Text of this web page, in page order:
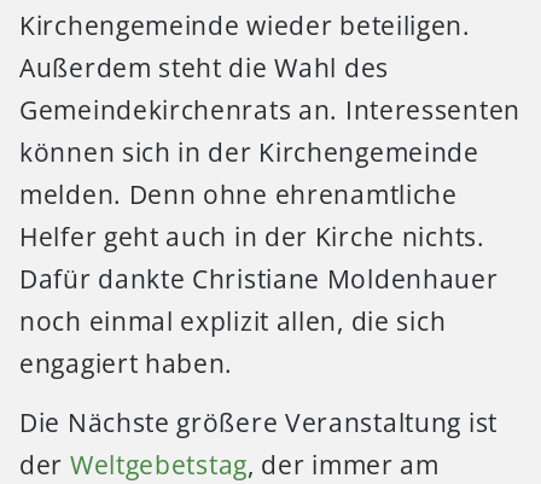
Kirchengemeinde wieder beteiligen.
Außerdem steht die Wahl des
Gemeindekirchenrats an. Interessenten
können sich in der Kirchengemeinde
melden. Denn ohne ehrenamtliche
Helfer geht auch in der Kirche nichts.
Dafür dankte Christiane Moldenhauer
noch einmal explizit allen, die sich
engagiert haben.
Die Nächste größere Veranstaltung ist
der Weltgebetstag, der immer am